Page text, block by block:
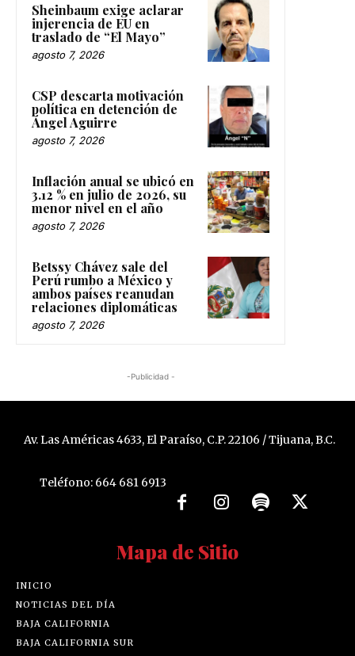
Sheinbaum exige aclarar
injerencia de EU en
traslado de “El Mayo”
agosto 7, 2026
CSP descarta motivación
política en detención de
Ángel Aguirre
agosto 7, 2026
Inflación anual se ubicó en
3.12 % en julio de 2026, su
menor nivel en el año
agosto 7, 2026
Betssy Chávez sale del
Perú rumbo a México y
ambos países reanudan
relaciones diplomáticas
agosto 7, 2026
-Publicidad -
Av. Las Américas 4633, El Paraíso, C.P. 22106 / Tijuana, B.C.
Teléfono: 664 681 6913
Mapa de Sitio
INICIO
NOTICIAS DEL DÍA
BAJA CALIFORNIA
BAJA CALIFORNIA SUR